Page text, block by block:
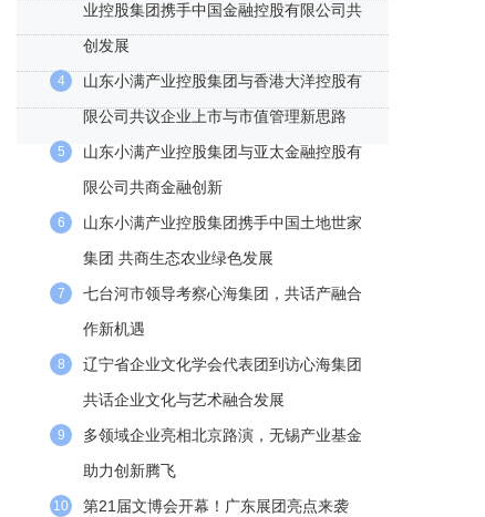
业控股集团携手中国金融控股有限公司共
创发展
4
山东小满产业控股集团与香港大洋控股有
限公司共议企业上市与市值管理新思路
5
山东小满产业控股集团与亚太金融控股有
限公司共商金融创新
6
山东小满产业控股集团携手中国土地世家
集团 共商生态农业绿色发展
7
七台河市领导考察心海集团，共话产融合
作新机遇
8
辽宁省企业文化学会代表团到访心海集团
共话企业文化与艺术融合发展
9
多领域企业亮相北京路演，无锡产业基金
助力创新腾飞
10 第21届文博会开幕！广东展团亮点来袭